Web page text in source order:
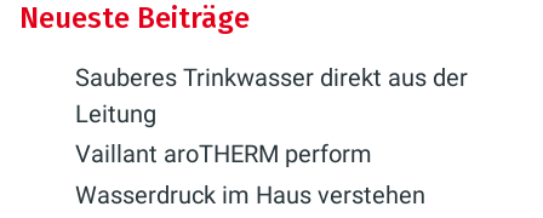
Neueste Beiträge
Sauberes Trinkwasser direkt aus der
Leitung
Vaillant aroTHERM perform
Wasserdruck im Haus verstehen